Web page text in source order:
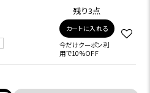
残り3点
カートに入れる
今だけクーポン利
用で10%OFF